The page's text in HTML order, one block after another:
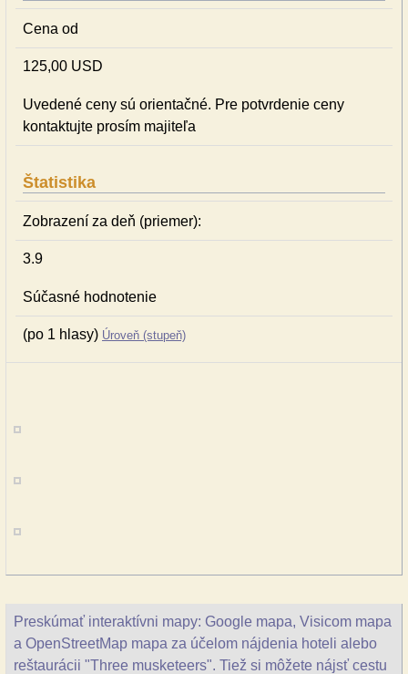
Cena od
125,00 USD
Uvedené ceny sú orientačné. Pre potvrdenie ceny
kontaktujte prosím majiteľa
Štatistika
Zobrazení za deň (priemer):
3.9
Súčasné hodnotenie
(po 1 hlasy) Úroveň (stupeň)
Preskúmať interaktívni mapy: Google mapa, Visicom mapa
a OpenStreetMap mapa za účelom nájdenia hoteli alebo
reštaurácii "Three musketeers". Tiež si môžete nájsť cestu